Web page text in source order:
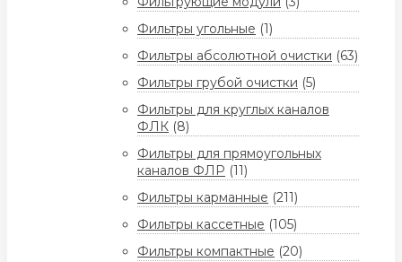
Фильтры угольные (1)
Фильтры абсолютной очистки (63)
Фильтры грубой очистки (5)
Фильтры для круглых каналов
ФЛК (8)
Фильтры для прямоугольных
каналов ФЛР (11)
Фильтры карманные (211)
Фильтры кассетные (105)
Фильтры компактные (20)